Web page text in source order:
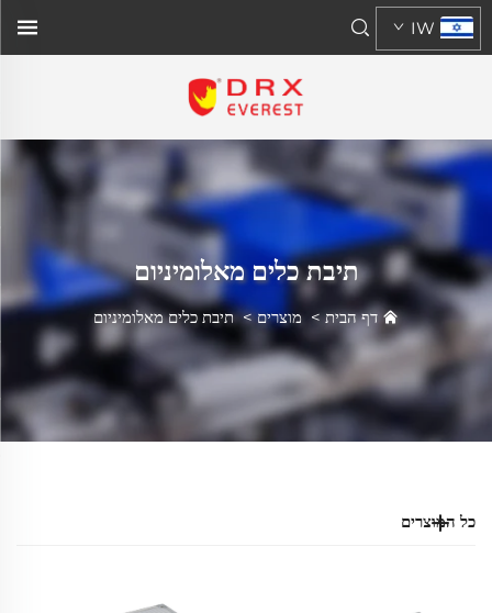
IW
תיבת כלים מאלומיניום
דף הבית> מוצרים>תיבת כלים מאלומיניום
כל המוצרים